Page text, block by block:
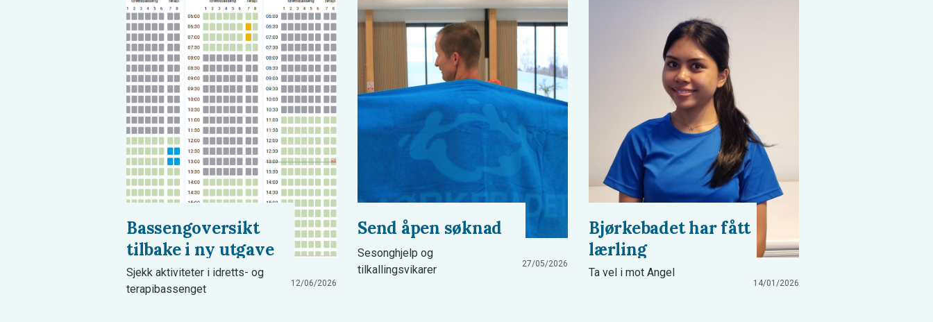
Bassengoversikt
tilbake i ny utgave
12/06/2026
Sjekk aktiviteter i idretts- og
terapibassenget
Send åpen søknad
27/05/2026
Sesonghjelp og
tilkallingsvikarer
Bjørkebadet har fått
lærling
14/01/2026
Ta vel i mot Angel